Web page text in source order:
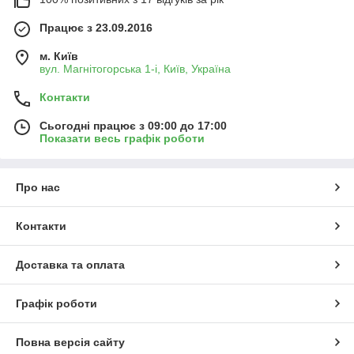
Працює з 23.09.2016
м. Київ
вул. Магнітогорська 1-і, Київ, Україна
Контакти
Сьогодні працює з 09:00 до 17:00
Показати весь графік роботи
Про нас
Контакти
Доставка та оплата
Графік роботи
Повна версія сайту